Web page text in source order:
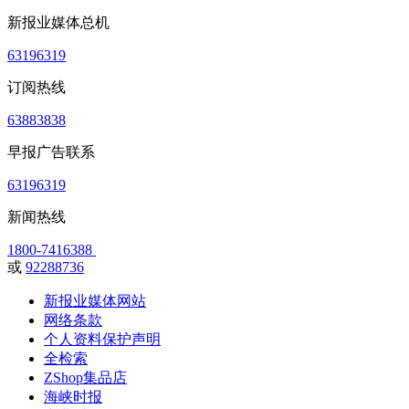
新报业媒体总机
63196319
订阅热线
63883838
早报广告联系
63196319
新闻热线
1800-7416388
或 92288736
新报业媒体网站
网络条款
个人资料保护声明
全检索
ZShop集品店
海峡时报